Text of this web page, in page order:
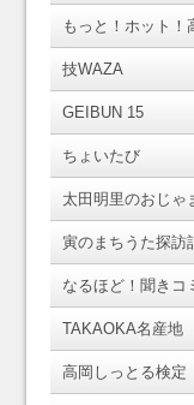
もっと！ホット！
技WAZA
GEIBUN 15
ちょいたび
太田明里のおじゃ
寅のまちうた探訪
なるほど！聞きコ
TAKAOKA名産地
高岡しっとる検定